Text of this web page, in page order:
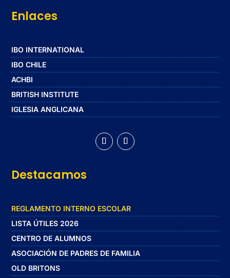
Enlaces
IBO INTERNATIONAL
IBO CHILE
ACHBI
BRITISH INSTITUTE
IGLESIA ANGLICANA
Destacamos
REGLAMENTO INTERNO ESCOLAR
LISTA ÚTILES 2026
CENTRO DE ALUMNOS
ASOCIACIÓN DE PADRES DE FAMILIA
OLD BRITONS